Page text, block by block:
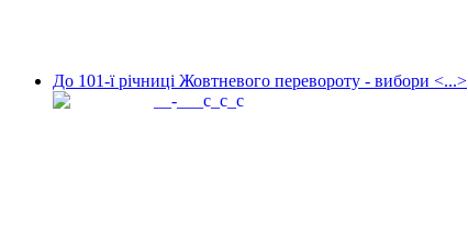
До 101-ї річниці Жовтневого перевороту - вибори <...>